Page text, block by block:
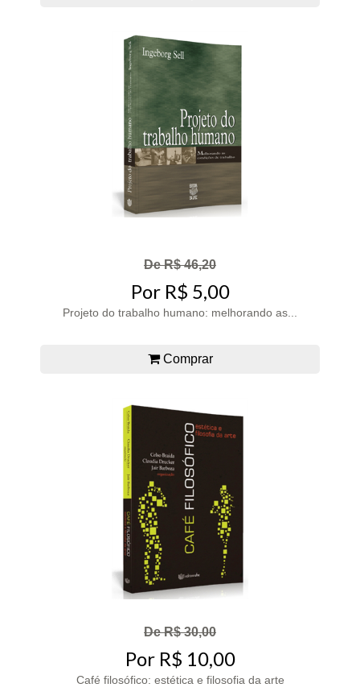
De R$ 46,20
Por R$ 5,00
Projeto do trabalho humano: melhorando as...
Comprar
De R$ 30,00
Por R$ 10,00
Café filosófico: estética e filosofia da arte